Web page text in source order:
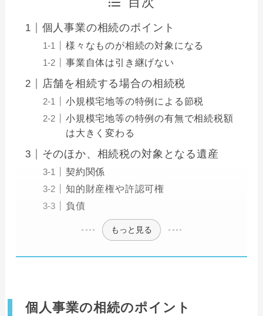
個人事業の相続のポイント
様々なものが相続の対象になる
事業自体は引き継げない
店舗を相続する場合の相続税
小規模宅地等の特例による節税
小規模宅地等の特例の有無で相続税額
は大きく変わる
そのほか、相続税の対象となる遺産
契約関係
知的財産権や許認可権
負債
もっと見る
個人事業の相続のポイント